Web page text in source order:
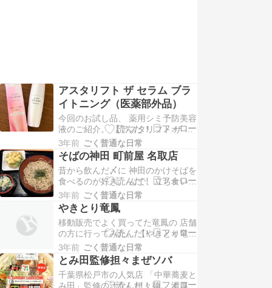
アスタリフト ザ セラム ブラ
イトニング（医薬部外品）
今回のお試し品、 薬用シミ予防美容
液のご紹介。 【アスタリフト ザ セ
ラム ブライトニング（医薬部外
品）】 アスタリフト様のプロモーシ
ョンに参加中 これは刺激ダメージを
防いで、 シミの起源を抑止してくれ
る美容液。 パッケージが華やかで春
らしいし、 フォルムもかわいい。
富士フイル…
3年前 ごく普通な日常
そばの神田 町前屋 名取店
昔から飲んだ〆に 神田のかけそばを
食べるのが好き。 んで、立ち食いじ
ゃない店舗に行ってみた。 【そばの
神田 町前屋 名取店】 食券方式だけ
ど、 レジでも買えるみたい。 混み
具合で臨機応変にしてるのかな。 い
つもは温かい蕎麦だけど、 今回はザ
ルで小柱かき揚げトッピング。 これ
で50…
3年前 ごく普通な日常
やきとり竜鳳
移動販売でよく買ってた竜鳳の 店舗
の方に行ってみた。 【やきとり竜
鳳】 ビール半分飲んでるし、 写真
ボケてるし、 どれが何かちょっと忘
れた。 基本内蔵系が好き。 塩も美
味しいけど、 ここのタレはニンニク
3年前 ごく普通な日常
とみ田監修担々まぜソバ
千葉県松戸市の人気店 「中華蕎麦と
み田」監修の汁なし担々麺。 濃厚な